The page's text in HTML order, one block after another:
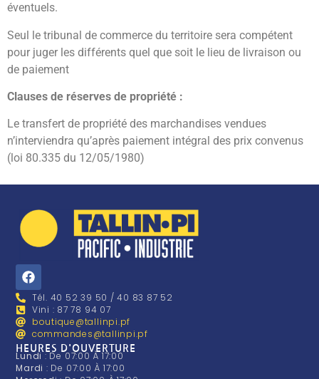
éventuels.
Seul le tribunal de commerce du territoire sera compétent
pour juger les différents quel que soit le lieu de livraison ou
de paiement
Clauses de réserves de propriété :
Le transfert de propriété des marchandises vendues
n’interviendra qu’après paiement intégral des prix convenus
(loi 80.335 du 12/05/1980)
Tél. 40 52 39 50 / 40 83 87 52
Vini : 87 78 94 07
boutique@tallinpi.pf
commandes@tallinpi.pf
HEURES D'OUVERTURE
Lundi: De 07:00 À 17:00
Mardi : De 07:00 À 17:00